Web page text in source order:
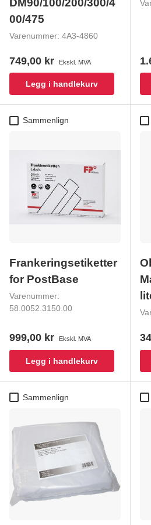
00/475
Varenummer: 4A3-4860
749,00 kr Ekskl. MVA
Legg i handlekurv
Sammenlign
Frankeringsetiketter
for PostBase
Varenummer:
58.0052.3150.00
999,00 kr Ekskl. MVA
Legg i handlekurv
Sammenlign